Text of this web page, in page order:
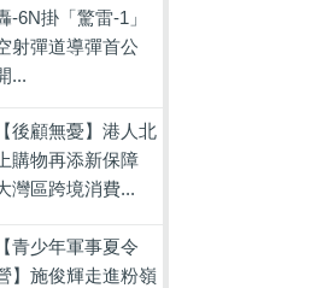
-6N掛「驚雷-1」
射彈道導彈首公
...
【後顧無憂】港人北
上購物再添新保障
灣區跨境消費...
【青少年軍事夏令
】施俊輝走進粉嶺